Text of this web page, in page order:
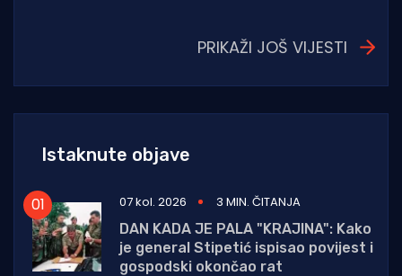
PRIKAŽI JOŠ VIJESTI
Istaknute objave
07 kol. 2026
3 MIN. ČITANJA
DAN KADA JE PALA "KRAJINA": Kako
je general Stipetić ispisao povijest i
gospodski okončao rat